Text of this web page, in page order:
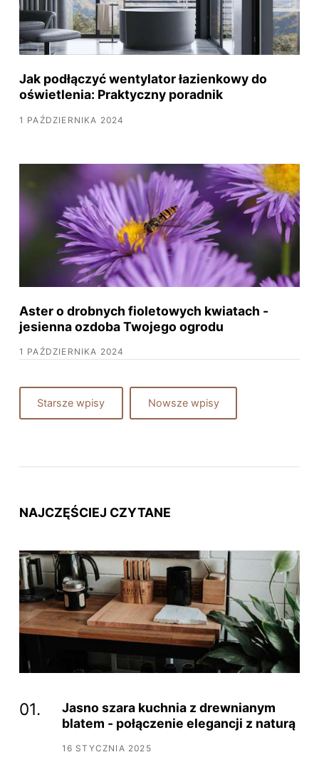
Jak podłączyć wentylator łazienkowy do
oświetlenia: Praktyczny poradnik
1 PAŹDZIERNIKA 2024
Aster o drobnych fioletowych kwiatach -
jesienna ozdoba Twojego ogrodu
1 PAŹDZIERNIKA 2024
Starsze wpisy Nowsze wpisy
NAJCZĘŚCIEJ CZYTANE
Jasno szara kuchnia z drewnianym
blatem - połączenie elegancji z naturą
16 STYCZNIA 2025